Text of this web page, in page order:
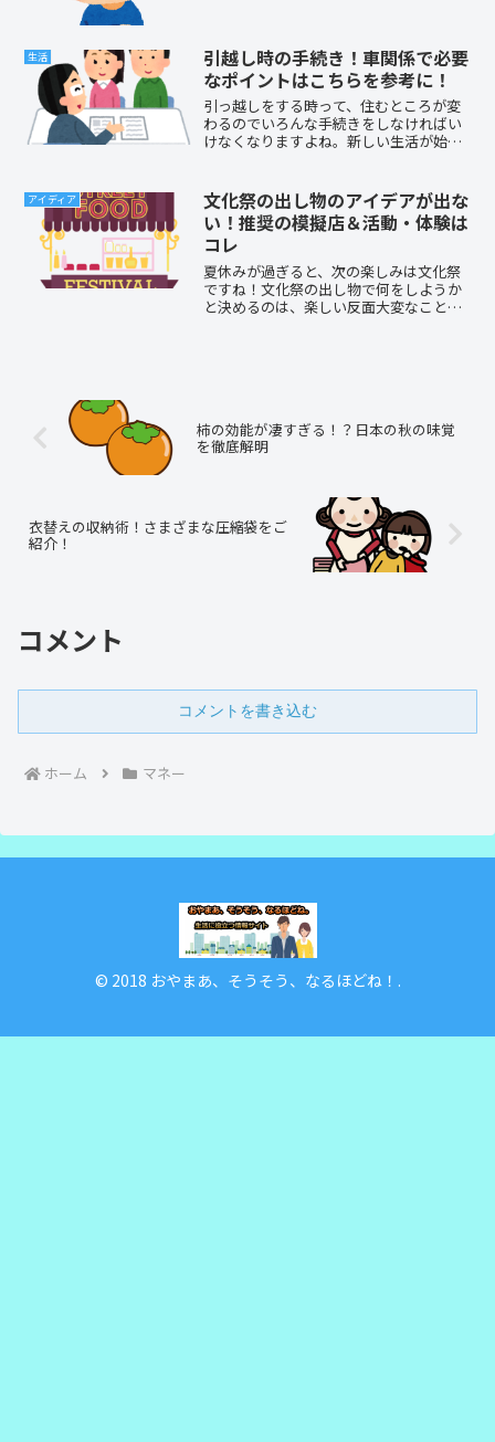
の前の最後の大仕事！と思...
生活
引越し時の手続き！車関係で必要
なポイントはこちらを参考に！
引っ越しをする時って、住むところが変
わるのでいろんな手続きをしなければい
けなくなりますよね。新しい生活が始ま
す。数年ごとに異動があるような転勤族
のみなさんももちろん全国にた...
アイディア
文化祭の出し物のアイデアが出な
い！推奨の模擬店＆活動・体験は
コレ
夏休みが過ぎると、次の楽しみは文化祭
ですね！文化祭の出し物で何をしようか
と決めるのは、楽しい反面大変なことで
柿の効能が凄すぎる！？日本の秋の味覚
を徹底解明
衣替えの収納術！さまざまな圧縮袋をご
紹介！
コメント
コメントを書き込む
ホーム マネー
© 2018 おやまあ、そうそう、なるほどね！.